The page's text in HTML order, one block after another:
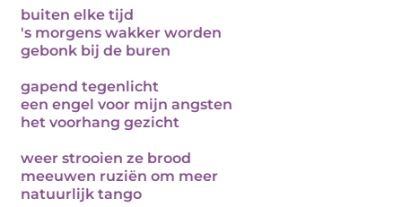
buiten elke tijd
's morgens wakker worden
gebonk bij de buren
gapend tegenlicht
een engel voor mijn angsten
het voorhang gezicht
weer strooien ze brood
meeuwen ruziën om meer
natuurlijk tango